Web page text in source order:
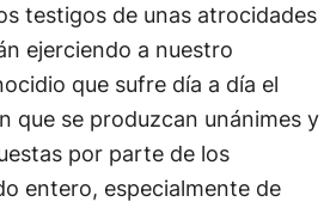
testigos de unas atrocidades
ejerciendo a nuestro
que sufre día a día el
que se produzcan unánimes y
por parte de los
entero, especialmente de